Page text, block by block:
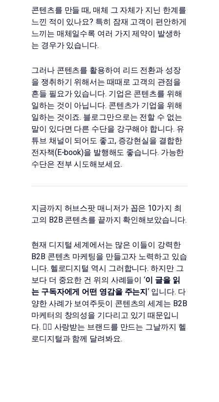
콘텐츠를 만들 때, 매체 그 자체가 지닌 한계를
느낀 적이 있나요? 특히 잠재 고객이 편안하게
느끼는 매체일수록 여러 가지 제약이 발생하
는 경우가 있습니다.
그러나 콘텐츠를 활용하여 리드 전환과 성장
을 쟁취하기 위해서는 때때로 고객의 관점을
흔들 필요가 있습니다. 기업은 콘텐츠를 위해
일하는 것이 아닙니다. 콘텐츠가 기업을 위해
일하는 것이죠. 블로그만으로는 전할 수 없는
말이 있다면 다른 수단을 강구해야 합니다. 유
튜브 채널이 되어도 좋고, 증강현실을 결합한
전자책(E-book)을 발행해도 좋습니다. 가능한
수단은 전부 시도해보세요.
지금까지 허브스팟 매니저가 꼽은 10가지 최
고의 B2B 콘텐츠를 끝까지 확인해보았습니다.
현재 디지털 세계에서는 많은 이들이 강력한
B2B 콘텐츠 마케팅을 만들고자 노력하고 있습
니다. 헬로디지털 역시 그러합니다. 하지만 그
보다 더 중요한 건 위의 사례들이 ‘이 글을 읽
는 구독자에게 어떤 영감을 주는지‘ 입니다. 다
양한 사례가 보여주듯이 콘텐츠의 세계는 B2B
마케터의 창의성을 기다리고 있기 때문입니
다. 🏃‍♀️ 사랑받는 브랜드를 만드는 그날까지 헬
로디지털과 함께 달려봐요.